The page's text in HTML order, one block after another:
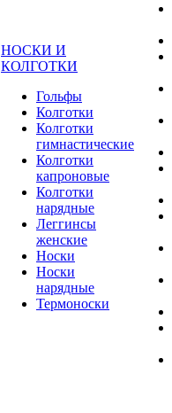
НОСКИ И
КОЛГОТКИ
Гольфы
Колготки
Колготки
гимнастические
Колготки
капроновые
Колготки
нарядные
Леггинсы
женские
Носки
Носки
нарядные
Термоноски